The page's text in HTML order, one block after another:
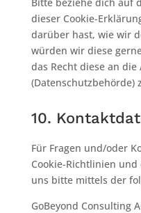
dieser Cookie-
darüber hast, wie wir
würden wir diese
das Recht diese an
(Datenschutzbehörde)
10.
Für Fragen und/oder
Cookie-Richtlinien
uns bitte mittels der
GoBeyond Consulting